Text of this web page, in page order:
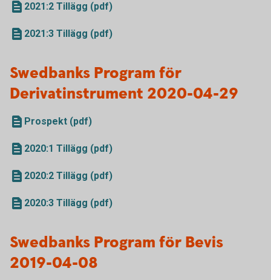
2021:2 Tillägg (pdf)
2021:3 Tillägg (pdf)
Swedbanks Program för
Derivatinstrument 2020-04-29
Prospekt (pdf)
2020:1 Tillägg (pdf)
2020:2 Tillägg (pdf)
2020:3 Tillägg (pdf)
Swedbanks Program för Bevis
2019-04-08